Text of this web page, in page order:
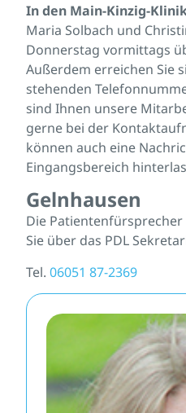
In den Main-Kinzig-
Maria Solbach und
Donnerstag vormittags
Außerdem erreichen Sie
stehenden
sind Ihnen unsere
gerne bei der
können auch eine
Eingangsbereich
Gelnhausen
Die
Sie über das PDL
Tel. 06051 87-2369